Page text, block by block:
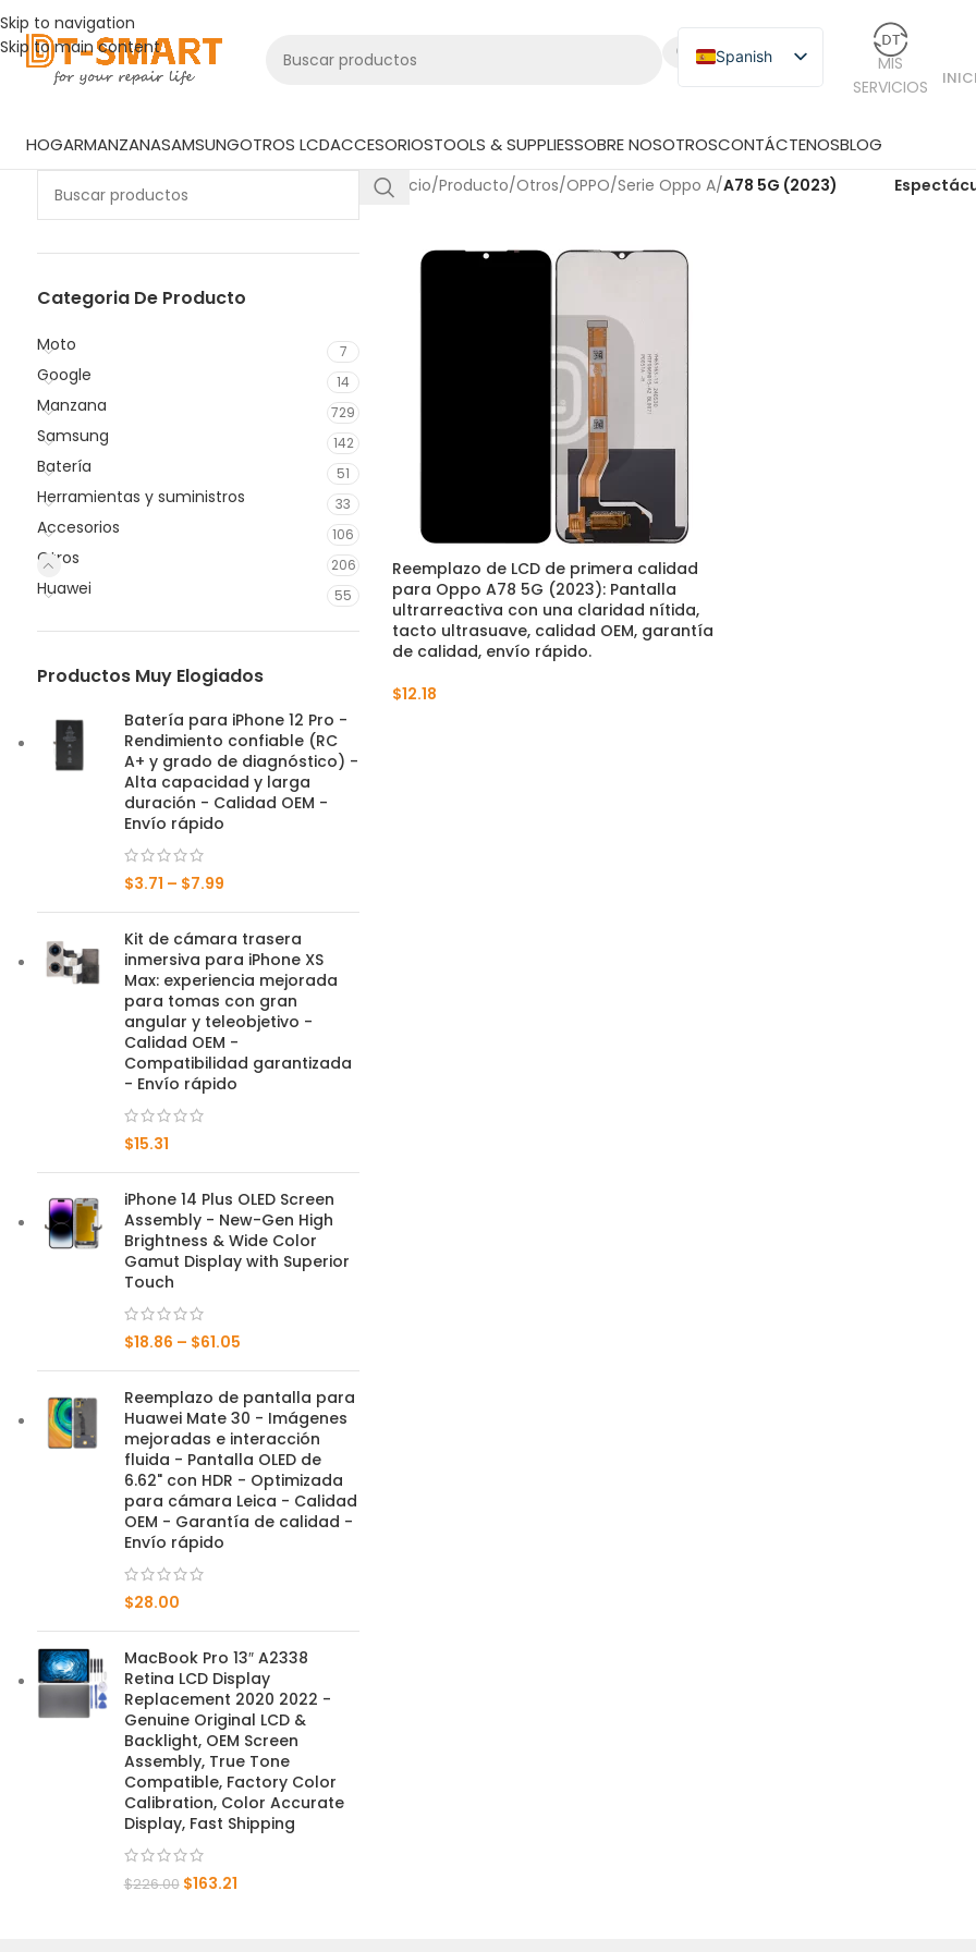
Skip to navigation
Skip to main content
Spanish
English
MIS
SERVICIOS
HOGARMANZANASAMSUNGOTROS LCD
Mate 50 Pro
compañero 50
amigo 40 pro
compañero 40E
compañero 30
amigo 20 pro
Compañero 20 X 5G
amigo 10 pro
Mate 10 Lite
ACCESORIOSTOOLS & SUPPLIESSOBRE NOSOTROSCONTÁCTENOSBLOG
Categoria De Producto
Moto 7
Google 14
Manzana 729
Samsung 142
Batería 51
Herramientas y suministros 33
Accesorios 106
Otros 206
Huawei 55
Productos Muy Elogiados
Batería para iPhone 12 Pro -
Rendimiento confiable (RC
A+ y grado de diagnóstico) -
Alta capacidad y larga
duración - Calidad OEM -
Envío rápido
$3.71 – $7.99
Kit de cámara trasera
inmersiva para iPhone XS
Max: experiencia mejorada
para tomas con gran
angular y teleobjetivo -
Calidad OEM -
Compatibilidad garantizada
- Envío rápido
$15.31
iPhone 14 Plus OLED Screen
Assembly - New-Gen High
Brightness & Wide Color
Gamut Display with Superior
Touch
$18.86 – $61.05
Reemplazo de pantalla para
Huawei Mate 30 - Imágenes
mejoradas e interacción
fluida - Pantalla OLED de
6.62" con HDR - Optimizada
para cámara Leica - Calidad
OEM - Garantía de calidad -
Envío rápido
$28.00
MacBook Pro 13″ A2338
Retina LCD Display
Replacement 2020 2022 -
Genuine Original LCD &
Backlight, OEM Screen
Assembly, True Tone
Compatible, Factory Color
Calibration, Color Accurate
Display, Fast Shipping
$226.00 $163.21
Inicio/Producto/Otros/OPPO/Serie Oppo A/A78 5G (2023)
Reemplazo de LCD de primera calidad
para Oppo A78 5G (2023): Pantalla
ultrarreactiva con una claridad nítida,
tacto ultrasuave, calidad OEM, garantía
de calidad, envío rápido.
$12.18